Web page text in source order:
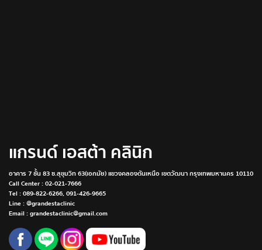
แกรนด์ เอสต้า คลินิก
อาคาร 7 ชั้น 83 ซ.สุขุมวิท 63(เอกมัย) แขวงคลองตันเหนือ เขตวัฒนา กรุงเทพมหานคร 10110
Call Center :02-021-7666
Tel :089-822-6266,091-426-9665
Line : @grandestaclinic
Email : grandestaclinic@gmail.com